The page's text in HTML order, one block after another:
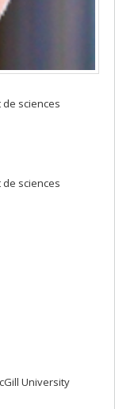
sciences
sciences
University